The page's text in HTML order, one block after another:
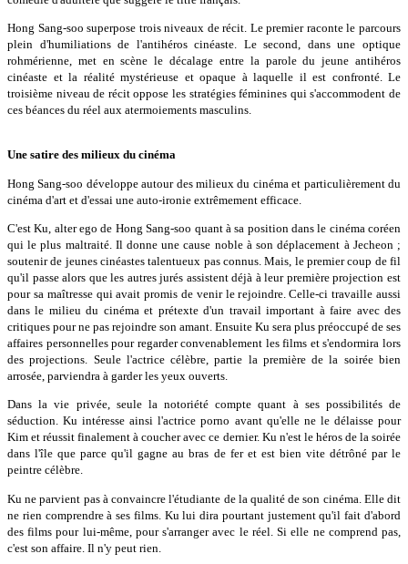
Hong Sang-soo superpose trois niveaux de récit. Le premier raconte le parcours
plein d'humiliations de l'antihéros cinéaste. Le second, dans une optique
rohmérienne, met en scène le décalage entre la parole du jeune antihéros
cinéaste et la réalité mystérieuse et opaque à laquelle il est confronté. Le
troisième niveau de récit oppose les stratégies féminines qui s'accommodent de
ces béances du réel aux atermoiements masculins.
Une satire des milieux du cinéma
Hong Sang-soo développe autour des milieux du cinéma et particulièrement du
cinéma d'art et d'essai une auto-ironie extrêmement efficace.
C'est Ku, alter ego de Hong Sang-soo quant à sa position dans le cinéma coréen
qui le plus maltraité. Il donne une cause noble à son déplacement à Jecheon ;
soutenir de jeunes cinéastes talentueux pas connus. Mais, le premier coup de fil
qu'il passe alors que les autres jurés assistent déjà à leur première projection est
pour sa maîtresse qui avait promis de venir le rejoindre. Celle-ci travaille aussi
dans le milieu du cinéma et prétexte d'un travail important à faire avec des
critiques pour ne pas rejoindre son amant. Ensuite Ku sera plus préoccupé de ses
affaires personnelles pour regarder convenablement les films et s'endormira lors
des projections. Seule l'actrice célèbre, partie la première de la soirée bien
arrosée, parviendra à garder les yeux ouverts.
Dans la vie privée, seule la notoriété compte quant à ses possibilités de
séduction. Ku intéresse ainsi l'actrice porno avant qu'elle ne le délaisse pour
Kim et réussit finalement à coucher avec ce dernier. Ku n'est le héros de la soirée
dans l'île que parce qu'il gagne au bras de fer et est bien vite détrôné par le
peintre célèbre.
Ku ne parvient pas à convaincre l'étudiante de la qualité de son cinéma. Elle dit
ne rien comprendre à ses films. Ku lui dira pourtant justement qu'il fait d'abord
des films pour lui-même, pour s'arranger avec le réel. Si elle ne comprend pas,
c'est son affaire. Il n'y peut rien.